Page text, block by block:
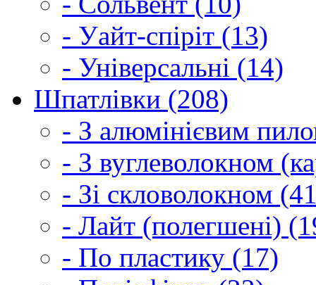
- Уайт-спіріт (13)
- Універсальні (14)
Шпатлівки (208)
- З алюмінієвим
- З вуглеволокном
- Зі скловолокном
- Лайт (полегшені)
- По пластику (17)